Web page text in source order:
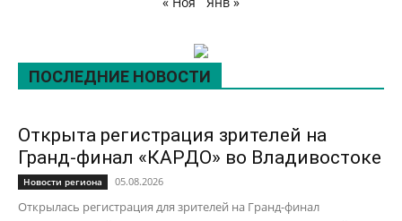
ПОСЛЕДНИЕ НОВОСТИ
Открыта регистрация зрителей на
Гранд-финал «КАРДО» во Владивостоке
Новости региона 05.08.2026
Открылась регистрация для зрителей на Гранд-финал